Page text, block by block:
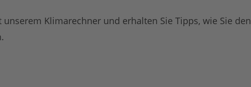
Klimarechner und erhalten Sie Tipps, wie Sie den